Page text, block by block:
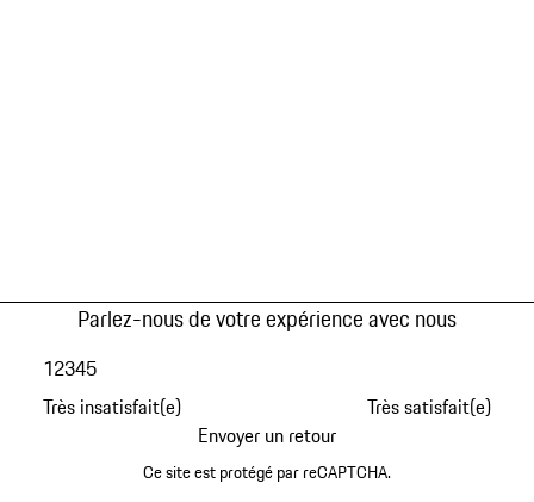
Parlez-nous de votre expérience avec nous
Très insatisfait(e)
12345
Très satisfait(e)
Envoyer un retour
Ce site est protégé par reCAPTCHA.